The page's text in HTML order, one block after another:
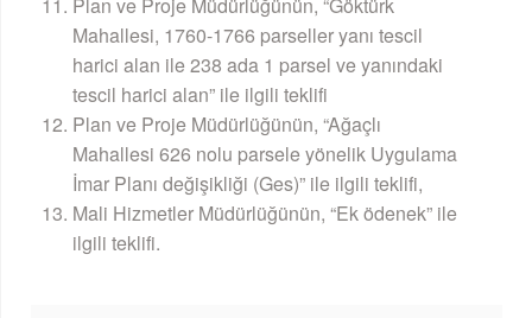
Mahallesi, 1760-1766 parseller yanı tescil
harici alan ile 238 ada 1 parsel ve yanındaki
tescil harici alan” ile ilgili teklifi
Plan ve Proje Müdürlüğünün, “Ağaçlı
Mahallesi 626 nolu parsele yönelik Uygulama
İmar Planı değişikliği (Ges)” ile ilgili teklifi,
Mali Hizmetler Müdürlüğünün, “Ek ödenek” ile
ilgili teklifi.